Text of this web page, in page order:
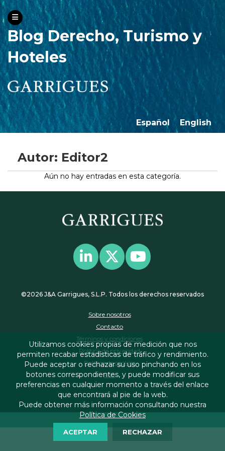
Blog Derecho, Turismo y
Hoteles
Español English
Autor: Editor2
Aún no hay entradas en esta categoría.
©2026 J&A Garrigues, S.L.P. Todos los derechos reservados
Sobre nosotros
Contacto
Términos y condiciones
Política de privacidad
Política de cookies
RSS
Utilizamos cookies propias de medición que nos
permiten recabar estadísticas de tráfico y rendimiento.
Puede aceptar o rechazar su uso pinchando en los
botones correspondientes, y puede modificar sus
preferencias en cualquier momento a través del enlace
que encontrará al pie de la web.
Puede obtener más información consultando nuestra
Política de Cookies
ACEPTAR RECHAZAR